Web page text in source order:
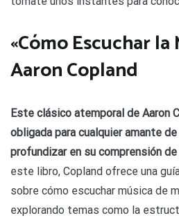
«Cómo Escuchar la
Aaron Copland
Este clásico atemporal de Aaron
obligada para cualquier amante
profundizar en su comprensión
este libro, Copland ofrece una
sobre cómo escuchar música de
explorando temas como la